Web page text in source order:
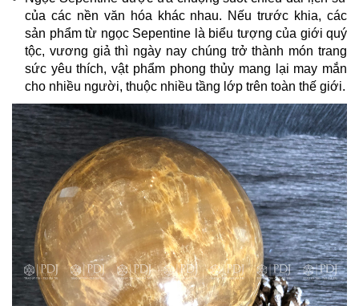
của các nền văn hóa khác nhau. Nếu trước khia, các
sản phẩm từ ngọc Sepentine là biểu tượng của giới quý
tộc, vương giả thì ngày nay chúng trở thành món trang
sức yêu thích, vật phẩm phong thủy mang lại may mắn
cho nhiều người, thuộc nhiều tầng lớp trên toàn thế giới.